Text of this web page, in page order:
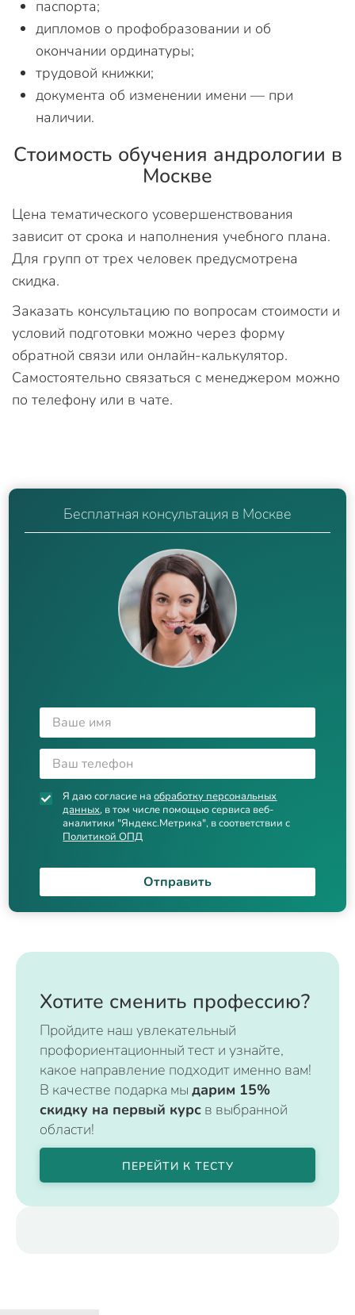
паспорта;
дипломов о профобразовании и об
окончании ординатуры;
трудовой книжки;
документа об изменении имени — при
наличии.
Стоимость обучения андрологии в
Москве
Цена тематического усовершенствования
зависит от срока и наполнения учебного плана.
Для групп от трех человек предусмотрена
скидка.
Заказать консультацию по вопросам стоимости и
условий подготовки можно через форму
обратной связи или онлайн-калькулятор.
Самостоятельно связаться с менеджером можно
по телефону или в чате.
Бесплатная консультация в Москве
Я даю согласие наобработку персональных
данных, в том числе помощью сервиса веб-
аналитики "Яндекс.Метрика", в соответствии с
Политикой ОПД
Отправить
Хотите сменить профессию?
Пройдите наш увлекательный
профориентационный тест и узнайте,
какое направление подходит именно вам!
В качестве подарка мы дарим 15%
скидку на первый курс в выбранной
области!
ПЕРЕЙТИ К ТЕСТУ